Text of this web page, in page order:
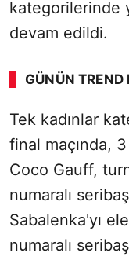
kategorilerinde
devam edildi.
GÜNÜN TREND
Tek kadınlar
final maçında, 3
Coco Gauff,
numaralı
Sabalenka'yı
numaralı